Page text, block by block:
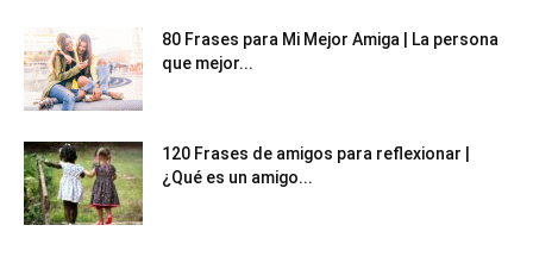
80 Frases para Mi Mejor Amiga | La persona
que mejor...
120 Frases de amigos para reflexionar |
¿Qué es un amigo...